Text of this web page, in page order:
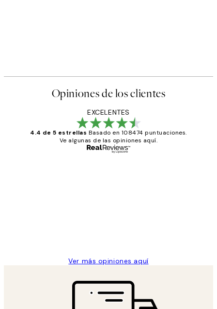
Opiniones de los clientes
EXCELENTES
4.4 de 5 estrellas Basado en 108474 puntuaciones.
Ve algunas de las opiniones aquí.
Ver más opiniones aquí